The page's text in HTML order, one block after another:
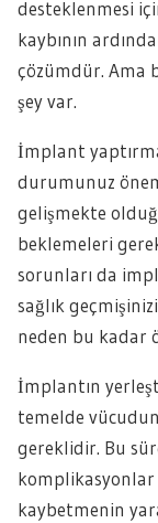
desteklenmesi
kaybının
çözümdür. Ama
şey var.
İmplant
durumunuz
gelişmekte
beklemeleri
sorunları da
sağlık
neden bu kadar
İmplantın
temelde
gereklidir. Bu
kaybetmenin